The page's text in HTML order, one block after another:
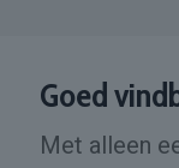
Goed
Met alleen